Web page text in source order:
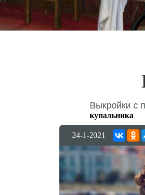
Выкройки с
купальника
24-1-2021